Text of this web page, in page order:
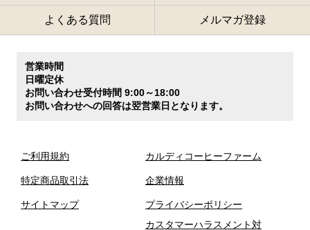
よくある質問 メルマガ登録
営業時間
日曜定休
お問い合わせ受付時間 9:00～18:00
お問い合わせへの回答は翌営業日となります。
ご利用規約
特定商品取引法
サイトマップ
カルディコーヒーファーム
企業情報
プライバシーポリシー
カスタマーハラスメント対